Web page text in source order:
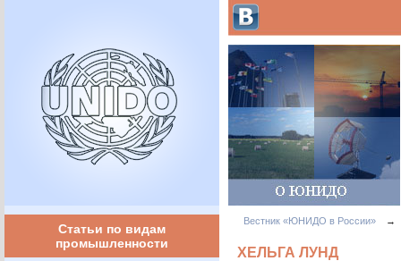
Статьи по видам
промышленности
Вестник «ЮНИДО в России» →
ХЕЛЬГА ЛУНД